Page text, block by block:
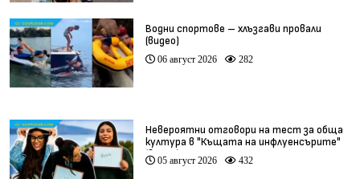
Водни спортове – хлъзгави провали
(видео)
06 август 2026 282
Невероятни отговори на тест за обща
култура в "Къщата на инфлуенсърите"
(видео)
05 август 2026 432